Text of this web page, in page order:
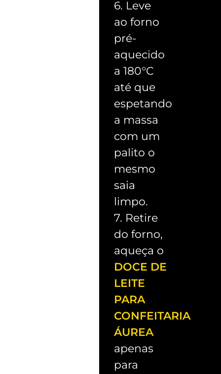
6. Leve
ao forno
pré-
aquecido
a 180°C
até que
espetando
a massa
com um
palito o
mesmo
saia
limpo.
7. Retire
do forno,
aqueça o
DOCE DE
LEITE
PARA
CONFEITARIA
ÁUREA
apenas
para